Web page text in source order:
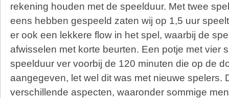
rekening houden met de speelduur. Met twee
eens hebben gespeeld zaten wij op 1,5 uur
er ook een lekkere flow in het spel, waarbij de
afwisselen met korte beurten. Een potje met vier
speelduur ver voorbij de 120 minuten die op de
aangegeven, let wel dit was met nieuwe spelers.
verschillende aspecten, waaronder sommige